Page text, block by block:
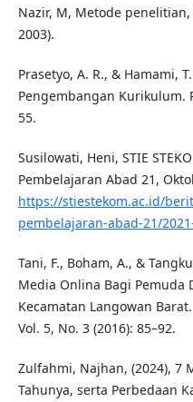
Nazir, M, Metode
2003).
Prasetyo, A. R., & Hamami,
Pengembangan Kurikulum.
55.
Susilowati, Heni, STIE
Pembelajaran Abad 21,
https://stiestekom.ac.id/
pembelajaran-abad-21/
Tani, F., Boham, A., &
Media Onlina Bagi Pemuda
Kecamatan Langowan
Vol. 5, No. 3 (2016): 85–92.
Zulfahmi, Najhan, (2024), 7
Tahunya, serta Perbedaan